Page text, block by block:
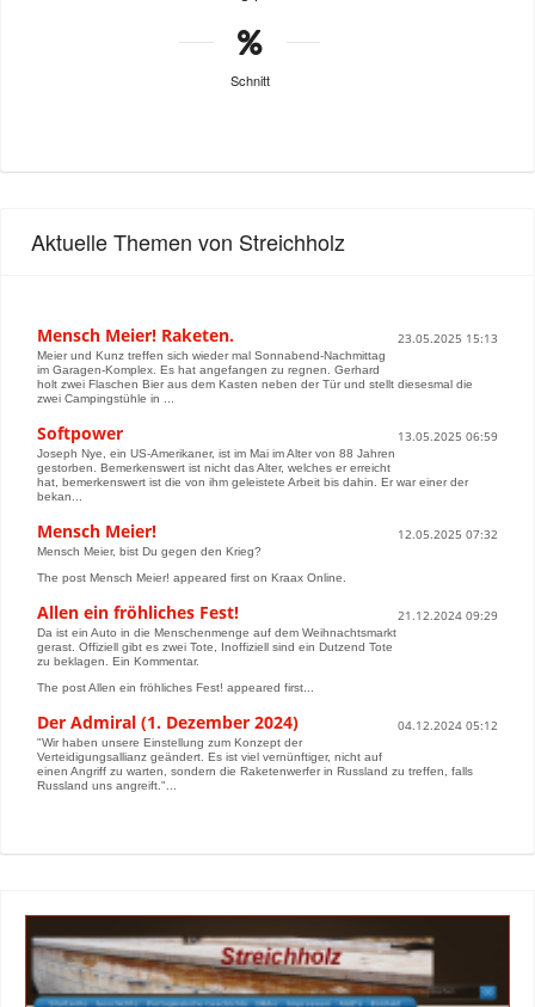
Schnitt
Aktuelle Themen von Streichholz
Mensch Meier! Raketen. 23.05.2025 15:13
Meier und Kunz treffen sich wieder mal Sonnabend-Nachmittag
im Garagen-Komplex. Es hat angefangen zu regnen. Gerhard
holt zwei Flaschen Bier aus dem Kasten neben der Tür und stellt diesesmal die
zwei Campingstühle in ...
Softpower 13.05.2025 06:59
Joseph Nye, ein US-Amerikaner, ist im Mai im Alter von 88 Jahren
gestorben. Bemerkenswert ist nicht das Alter, welches er erreicht
hat, bemerkenswert ist die von ihm geleistete Arbeit bis dahin. Er war einer der
bekan...
Mensch Meier! 12.05.2025 07:32
Mensch Meier, bist Du gegen den Krieg?
The post Mensch Meier! appeared first on Kraax Online.
Allen ein fröhliches Fest! 21.12.2024 09:29
Da ist ein Auto in die Menschenmenge auf dem Weihnachtsmarkt
gerast. Offiziell gibt es zwei Tote, Inoffiziell sind ein Dutzend Tote
zu beklagen. Ein Kommentar.
The post Allen ein fröhliches Fest! appeared first...
Der Admiral (1. Dezember 2024) 04.12.2024 05:12
"Wir haben unsere Einstellung zum Konzept der
Verteidigungsallianz geändert. Es ist viel vernünftiger, nicht auf
einen Angriff zu warten, sondern die Raketenwerfer in Russland zu treffen, falls
Russland uns angreift."...